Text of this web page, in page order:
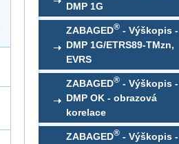
DMP 1G
ZABAGED® - Výškopis -
DMP 1G/ETRS89-TMzn,
EVRS
ZABAGED® - Výškopis -
DMP OK - obrazová
korelace
ZABAGED® - Výškopis -